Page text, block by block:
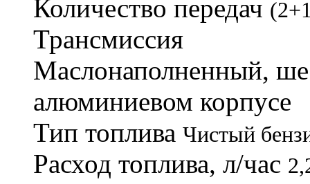
Количество передач
Трансмиссия
Маслонаполненный,
алюминиевом корпусе
Тип топлива Чистый
Расход топлива, л/час